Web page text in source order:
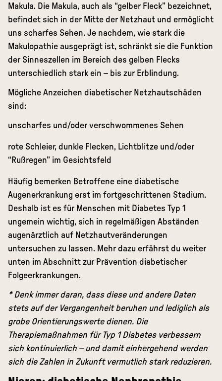
Makula. Die Makula, auch als “gelber Fleck” bezeichnet,
befindet sich in der Mitte der Netzhaut und ermöglicht
uns scharfes Sehen. Je nachdem, wie stark die
Makulopathie ausgeprägt ist, schränkt sie die Funktion
der Sinneszellen im Bereich des gelben Flecks
unterschiedlich stark ein – bis zur Erblindung.
Mögliche Anzeichen diabetischer Netzhautschäden
sind:
unscharfes und/oder verschwommenes Sehen
rote Schleier, dunkle Flecken, Lichtblitze und/oder
“Rußregen” im Gesichtsfeld
Häufig bemerken Betroffene eine diabetische
Augenerkrankung erst im fortgeschrittenen Stadium.
Deshalb ist es für Menschen mit Diabetes Typ 1
ungemein wichtig, sich in regelmäßigen Abständen
augenärztlich auf Netzhautveränderungen
untersuchen zu lassen. Mehr dazu erfährst du weiter
unten im Abschnitt zur Prävention diabetischer
Folgeerkrankungen.
* Denk immer daran, dass diese und andere Daten
stets auf der Vergangenheit beruhen und lediglich als
grobe Orientierungswerte dienen. Die
Therapiemaßnahmen für Typ 1 Diabetes verbessern
sich kontinuierlich – und damit einhergehend werden
sich die Zahlen in Zukunft vermutlich stark reduzieren.